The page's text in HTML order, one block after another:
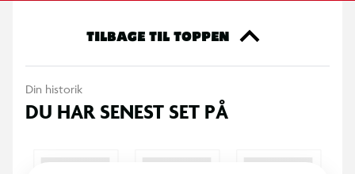
TILBAGE TIL TOPPEN
Din historik
DU HAR SENEST SET PÅ